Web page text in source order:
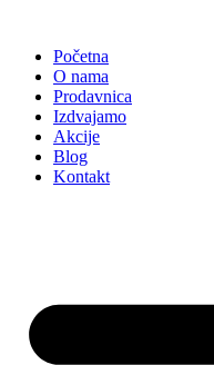
sadržajPočetna
O nama
Prodavnica
Izdvajamo
Akcije
Blog
Kontakt